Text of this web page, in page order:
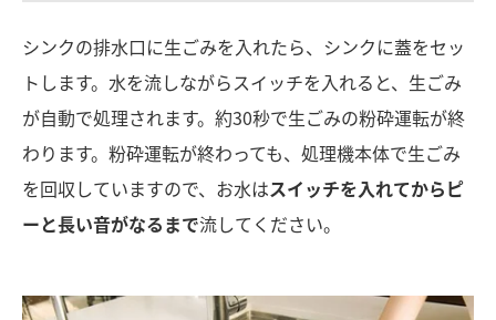
シンクの排水口に生ごみを入れたら、シンクに蓋をセッ
トします。水を流しながらスイッチを入れると、生ごみ
が自動で処理されます。約30秒で生ごみの粉砕運転が終
わります。粉砕運転が終わっても、処理機本体で生ごみ
を回収していますので、お水はスイッチを入れてからピ
ーと長い音がなるまで流してください。